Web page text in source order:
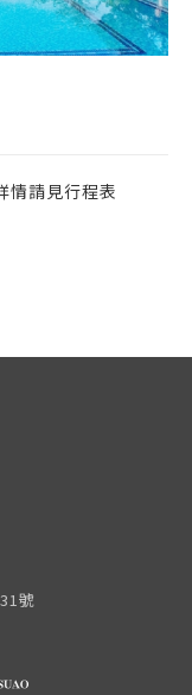
情請見行程表
號